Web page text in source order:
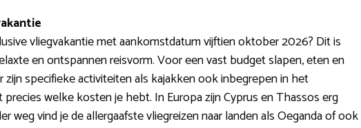
vliegvakantie met aankomstdatum vijftien oktober 2026? Dit is
en ontspannen reisvorm. Voor een vast budget slapen, eten en
zijn specifieke activiteiten als kajakken ook inbegrepen in het
precies welke kosten je hebt. In Europa zijn Cyprus en Thassos erg
weg vind je de allergaafste vliegreizen naar landen als Oeganda of ook